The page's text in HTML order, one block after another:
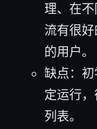
理、在
流有很
的用户。
缺点：
定运行
列表。